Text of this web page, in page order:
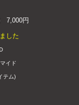
7,000円
した
イド
テム)